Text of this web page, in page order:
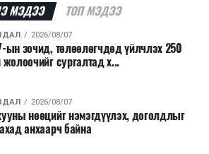
тогтоож байгаа бөгөөд
гэж үзэж байгаа аж.
13 мужид 90 гаруй томоохон ой,
идэвхтэй үргэлжилж байгаагийн
болон Вашингтон мужид
Цаг уурын байгууллагууд ойрын
температур дахин огцом
МЭДЭЭ ТОП МЭДЭЭ
2026/08/07
ын зочид, төлөөлөгчдөд үйлчлэх 250
сургалтад х...
2026/08/07
нөөцийг нэмэгдүүлэх, доголдлыг
анхаарч байна